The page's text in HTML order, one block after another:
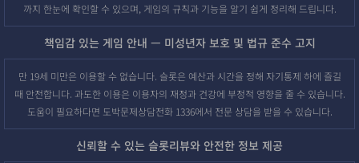
까지 한눈에 확인할 수 있으며, 게임의 규칙과 기능을 알기 쉽게 정리해 드립니다.
책임감 있는 게임 안내 — 미성년자 보호 및 법규 준수 고지
만 19세 미만은 이용할 수 없습니다. 슬롯은 예산과 시간을 정해 자기통제 하에 즐길
때 안전합니다. 과도한 이용은 이용자의 재정과 건강에 부정적 영향을 줄 수 있습니다.
도움이 필요하다면 도박문제상담전화 1336에서 전문 상담을 받을 수 있습니다.
신뢰할 수 있는 슬롯리뷰와 안전한 정보 제공